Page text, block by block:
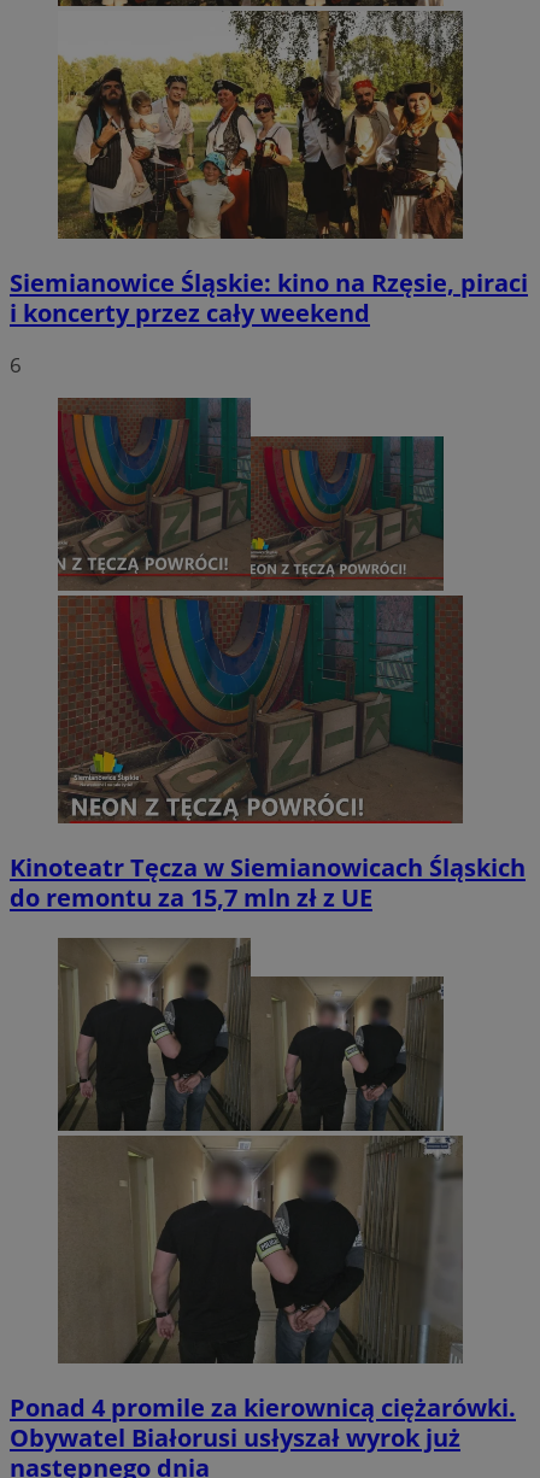
Siemianowice Śląskie: kino na Rzęsie, piraci
i koncerty przez cały weekend
6
Kinoteatr Tęcza w Siemianowicach Śląskich
do remontu za 15,7 mln zł z UE
Ponad 4 promile za kierownicą ciężarówki.
Obywatel Białorusi usłyszał wyrok już
następnego dnia